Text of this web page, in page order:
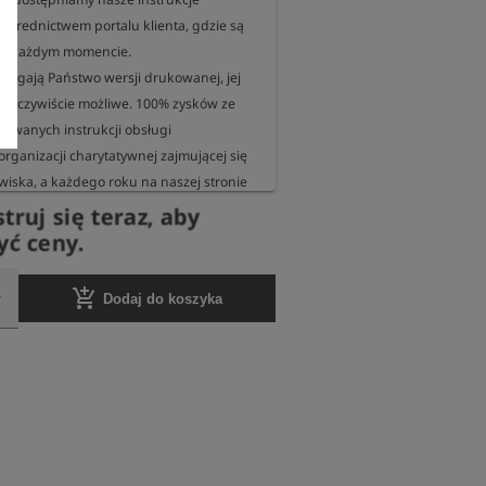
portalu klienta, gdzie są
każdym momencie.
Państwo wersji drukowanej, jej
oczywiście możliwe. 100% zysków ze
instrukcji obsługi
charytatywnej zajmującej się
a każdego roku na naszej stronie
informacje o projekcie lub
otrzymała te fundusze.
się teraz, aby
ceny.
add_shopping_cart Dodaj do koszyka